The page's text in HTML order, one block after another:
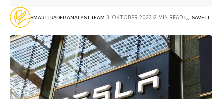
SMARTTRADER ANALYST TEAM 3. OKTOBER 2023 2 MIN READ